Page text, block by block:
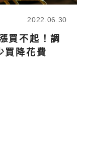
2022.06.30
買不起！調
買降花費